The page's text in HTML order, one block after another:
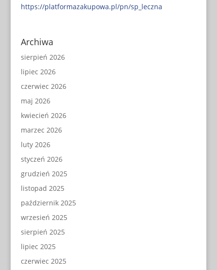
https://platformazakupowa.pl/pn/sp_leczna
Archiwa
sierpień 2026
lipiec 2026
czerwiec 2026
maj 2026
kwiecień 2026
marzec 2026
luty 2026
styczeń 2026
grudzień 2025
listopad 2025
październik 2025
wrzesień 2025
sierpień 2025
lipiec 2025
czerwiec 2025